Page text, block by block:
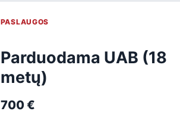
PASLAUGOS
Parduodama UAB (18
metų)
700 €